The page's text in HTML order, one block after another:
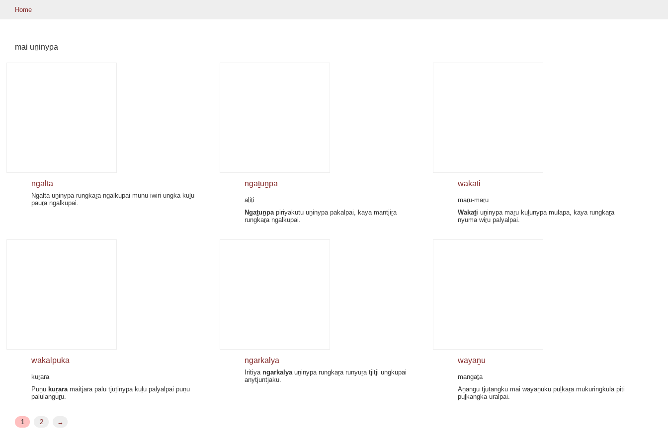
mai uṉinypa
ngalta
Ngalta uṉinypa rungkaṟa ngalkupai munu iwiri ungka kuḻu
pauṟa ngalkupai.
ngaṯuṉpa
aḻiṯi
Ngaṯuṉpa piriyakutu uṉinypa pakalpai, kaya mantjiṟa
rungkaṟa ngalkupai.
wakati
maṟu-maṟu
Wakaṯi uṉinypa maṟu kuḻunypa mulapa, kaya rungkaṟa
nyuma wiṟu palyalpai.
wakalpuka
kuṟara
Puṉu kuṟara maitjara palu tjuṯinypa kuḻu palyalpai puṉu
palulanguṟu.
ngarkalya
Iritiyangarkalyauṉinypa rungkaṟa runyuṟa tjitji ungkupai
anytjuntjaku.
wayaṉu
mangaṯa
Aṉangu tjuṯangku mai wayaṉuku puḻkaṟa mukuringkula piti
puḻkangka uralpai.
1 2 →
Home